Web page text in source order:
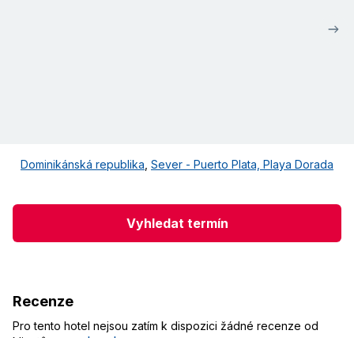
Dominikánská republika Sever - Puerto Plata, Playa Dorada
Vyhledat termín
Recenze
Pro tento hotel nejsou zatím k dispozici žádné recenze od